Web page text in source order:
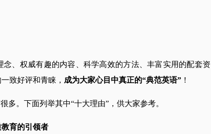
、权威有趣的内容、科学高效的方法、丰富实用的配套资
致好评和青睐， 成为大家心目中真正的“典范英语” ！
多。下面列举其中“十大理由”，供大家参考。
育的引领者